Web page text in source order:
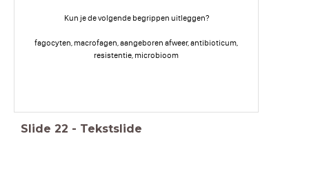
Kun je de volgende begrippen uitleggen?
fagocyten, macrofagen, aangeboren afweer, antibioticum,
resistentie, microbioom
Slide 22 - Tekstslide